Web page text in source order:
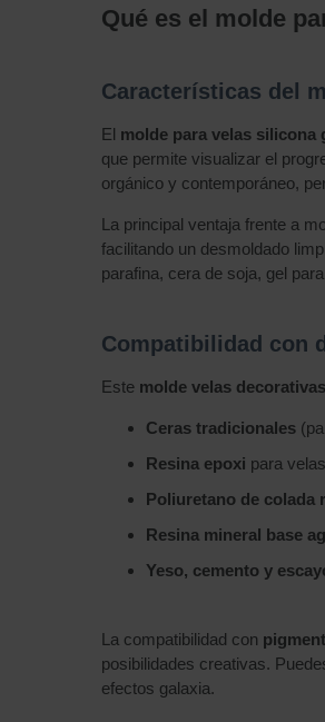
Qué es el molde
Características del
El molde para velas silicona
que permite visualizar el
orgánico y contemporáneo,
La principal ventaja frente a
facilitando un desmoldado
parafina, cera de soja, gel
Compatibilidad con
Este molde velas decorativas
Ceras tradicionales
Resina epoxi para
Poliuretano de colada
Resina mineral base
Yeso, cemento y
La compatibilidad con
posibilidades creativas.
efectos galaxia.